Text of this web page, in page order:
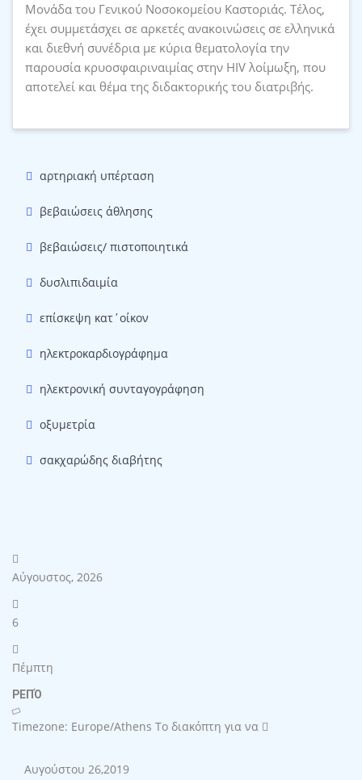
Μονάδα του Γενικού Νοσοκομείου Καστοριάς. Τέλος,
έχει συμμετάσχει σε αρκετές ανακοινώσεις σε ελληνικά
και διεθνή συνέδρια με κύρια θεματολογία την
παρουσία κρυοσφαιριναιμίας στην HIV λοίμωξη, που
αποτελεί και θέμα της διδακτορικής του διατριβής.
αρτηριακή υπέρταση
βεβαιώσεις άθλησης
βεβαιώσεις/ πιστοποιητικά
δυσλιπιδαιμία
επίσκεψη κατ΄οίκον
ηλεκτροκαρδιογράφημα
ηλεκτρονική συνταγογράφηση
οξυμετρία
σακχαρώδης διαβήτης
Αύγουστος, 2026
6
Πέμπτη
ΡΕΠΌ
Timezone: Europe/Athens Το διακόπτη για να
Αυγούστου 26,2019